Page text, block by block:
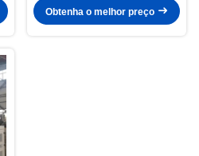
preço Serviço de venda
Obtenha o melhor preço